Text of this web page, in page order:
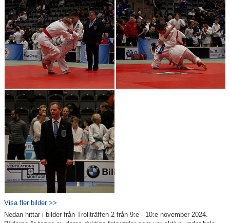
Visa fler bilder >>
Nedan hittar i bilder från Trollträffen 2 från 9:e - 10:e november 2024.